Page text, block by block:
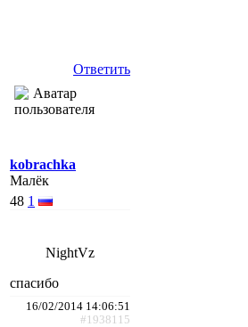
Ответить
kobrachka
Малёк
48 1
NightVz
спасибо
16/02/2014 14:06:51
#1938115